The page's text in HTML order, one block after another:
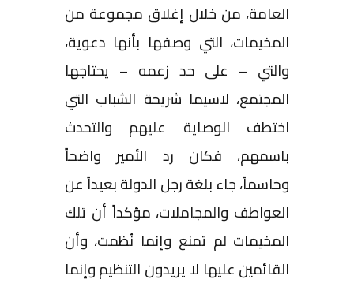
العامة، من خلال إغلاق مجموعة من
المخيمات، التي وصفها بأنها دعوية،
والتي – على حد زعمه – يحتاجها
المجتمع، لاسيما شريحة الشباب التي
اختطف الوصاية عليهم والتحدث
باسمهم، فكان رد الأمير واضحاً
وحاسماً، جاء بلغة رجل الدولة بعيداً عن
العواطف والمجاملات، مؤكداً أن تلك
المخيمات لم تمنع وإنما نُظمت، وأن
القائمين عليها لا يريدون التنظيم وإنما